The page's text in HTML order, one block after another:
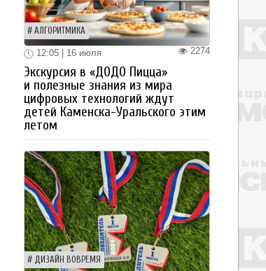
АЛГОРИТМИКА
2274
12:05 | 16 июля
Экскурсия в «ДОДО Пицца»
и полезные знания из мира
цифровых технологий ждут
детей Каменска-Уральского этим
летом
ДИЗАЙН ВОВРЕМЯ